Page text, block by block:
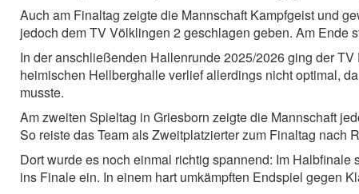
Auch am Finaltag zeigte die Mannschaft Kampfgeist und
jedoch dem TV Völklingen 2 geschlagen geben. Am Ende
In der anschließenden Hallenrunde 2025/2026 ging der
heimischen Hellberghalle verlief allerdings nicht optimal,
musste.
Am zweiten Spieltag in Griesborn zeigte die Mannschaft
So reiste das Team als Zweitplatzierter zum Finaltag nach
Dort wurde es noch einmal richtig spannend: Im
ins Finale ein. In einem hart umkämpften Endspiel gegen